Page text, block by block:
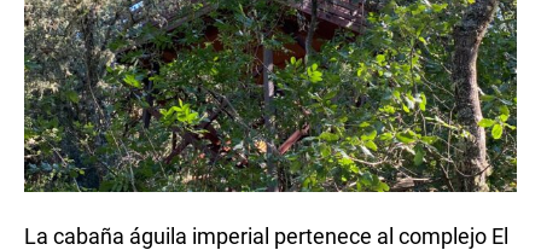
La cabaña águila imperial pertenece al complejo El